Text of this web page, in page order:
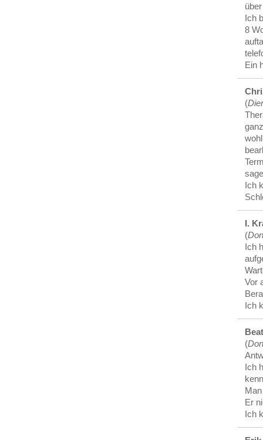
Ich
8
Ein
(
Ich
I.
(
Ich
Vor
Ich
(
Ich
Er
Ich